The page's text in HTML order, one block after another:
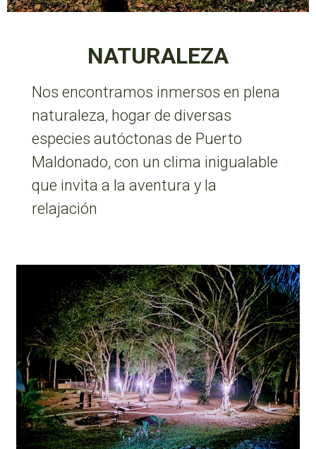
NATURALEZA
Nos encontramos inmersos en plena
naturaleza, hogar de diversas
especies autóctonas de Puerto
Maldonado, con un clima inigualable
que invita a la aventura y la
relajación